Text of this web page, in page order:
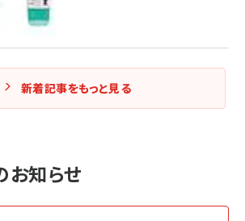
新着記事をもっと見る
お知らせ